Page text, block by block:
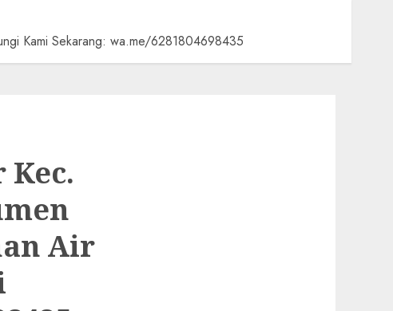
Kami Sekarang: wa.me/6281804698435
Kec.
Air